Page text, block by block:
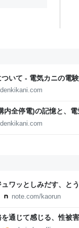
いて - 電気カニの電
denkikani.com
内全停電)の記憶と、
denkikani.com
ュワッとしみだす、と
note.com/kaorun
通じて感じる、性被